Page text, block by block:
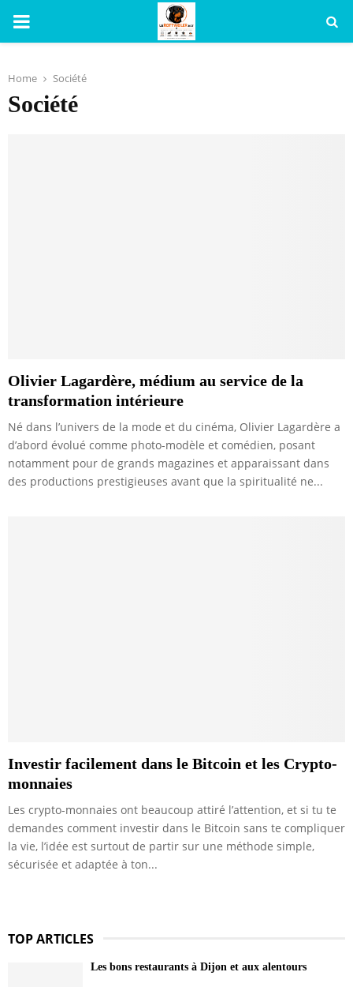
PRIMARY
Home Société
Société
Olivier Lagardère, médium au service de la
transformation intérieure
Né dans l’univers de la mode et du cinéma, Olivier Lagardère a
d’abord évolué comme photo-modèle et comédien, posant
notamment pour de grands magazines et apparaissant dans
des productions prestigieuses avant que la spiritualité ne...
Investir facilement dans le Bitcoin et les Crypto-
monnaies
Les crypto-monnaies ont beaucoup attiré l’attention, et si tu te
demandes comment investir dans le Bitcoin sans te compliquer
la vie, l’idée est surtout de partir sur une méthode simple,
sécurisée et adaptée à ton...
TOP ARTICLES
Les bons restaurants à Dijon et aux alentours